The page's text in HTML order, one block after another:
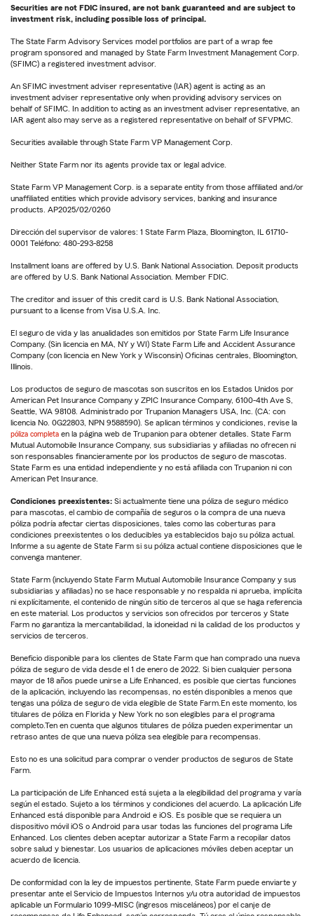
Securities are not FDIC insured, are not bank guaranteed and are subject to
investment risk, including possible loss of principal.
The State Farm Advisory Services model portfolios are part of a wrap fee
program sponsored and managed by State Farm Investment Management Corp.
(SFIMC) a registered investment advisor.
An SFIMC investment adviser representative (IAR) agent is acting as an
investment adviser representative only when providing advisory services on
behalf of SFIMC. In addition to acting as an investment adviser representative, an
IAR agent also may serve as a registered representative on behalf of SFVPMC.
Securities available through State Farm VP Management Corp.
Neither State Farm nor its agents provide tax or legal advice.
State Farm VP Management Corp. is a separate entity from those affiliated and/or
unaffiliated entities which provide advisory services, banking and insurance
products. AP2025/02/0260
Dirección del supervisor de valores: 1 State Farm Plaza, Bloomington, IL 61710-
0001 Teléfono: 480-293-8258
Installment loans are offered by U.S. Bank National Association. Deposit products
are offered by U.S. Bank National Association. Member FDIC.
The creditor and issuer of this credit card is U.S. Bank National Association,
pursuant to a license from Visa U.S.A. Inc.
El seguro de vida y las anualidades son emitidos por State Farm Life Insurance
Company. (Sin licencia en MA, NY y WI) State Farm Life and Accident Assurance
Company (con licencia en New York y Wisconsin) Oficinas centrales, Bloomington,
Illinois.
Los productos de seguro de mascotas son suscritos en los Estados Unidos por
American Pet Insurance Company y ZPIC Insurance Company, 6100-4th Ave S,
Seattle, WA 98108. Administrado por Trupanion Managers USA, Inc. (CA: con
licencia No. 0G22803, NPN 9588590). Se aplican términos y condiciones, revise la
póliza completa en la página web de Trupanion para obtener detalles. State Farm
Mutual Automobile Insurance Company, sus subsidiarias y afiliadas no ofrecen ni
son responsables financieramente por los productos de seguro de mascotas.
State Farm es una entidad independiente y no está afiliada con Trupanion ni con
American Pet Insurance.
Condiciones preexistentes: Si actualmente tiene una póliza de seguro médico
para mascotas, el cambio de compañía de seguros o la compra de una nueva
póliza podría afectar ciertas disposiciones, tales como las coberturas para
condiciones preexistentes o los deducibles ya establecidos bajo su póliza actual.
Informe a su agente de State Farm si su póliza actual contiene disposiciones que le
convenga mantener.
State Farm (incluyendo State Farm Mutual Automobile Insurance Company y sus
subsidiarias y afiliadas) no se hace responsable y no respalda ni aprueba, implícita
ni explícitamente, el contenido de ningún sitio de terceros al que se haga referencia
en este material. Los productos y servicios son ofrecidos por terceros y State
Farm no garantiza la mercantabilidad, la idoneidad ni la calidad de los productos y
servicios de terceros.
Beneficio disponible para los clientes de State Farm que han comprado una nueva
póliza de seguro de vida desde el 1 de enero de 2022. Si bien cualquier persona
mayor de 18 años puede unirse a Life Enhanced, es posible que ciertas funciones
de la aplicación, incluyendo las recompensas, no estén disponibles a menos que
tengas una póliza de seguro de vida elegible de State Farm.En este momento, los
titulares de póliza en Florida y New York no son elegibles para el programa
completo.Ten en cuenta que algunos titulares de póliza pueden experimentar un
retraso antes de que una nueva póliza sea elegible para recompensas.
Esto no es una solicitud para comprar o vender productos de seguros de State
Farm.
La participación de Life Enhanced está sujeta a la elegibilidad del programa y varía
según el estado. Sujeto a los términos y condiciones del acuerdo. La aplicación Life
Enhanced está disponible para Android e iOS. Es posible que se requiera un
dispositivo móvil iOS o Android para usar todas las funciones del programa Life
Enhanced. Los clientes deben aceptar autorizar a State Farm a recopilar datos
sobre salud y bienestar. Los usuarios de aplicaciones móviles deben aceptar un
acuerdo de licencia.
De conformidad con la ley de impuestos pertinente, State Farm puede enviarte y
presentar ante el Servicio de Impuestos Internos y/u otra autoridad de impuestos
aplicable un Formulario 1099-MISC (ingresos misceláneos) por el canje de